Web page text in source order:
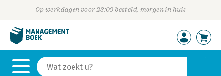
Op werkdagen voor 23:00 besteld, morgen in huis